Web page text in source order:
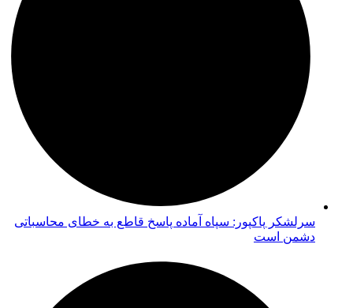
سرلشکر پاکپور: سپاه آماده پاسخ قاطع به خطای محاسباتی
دشمن است